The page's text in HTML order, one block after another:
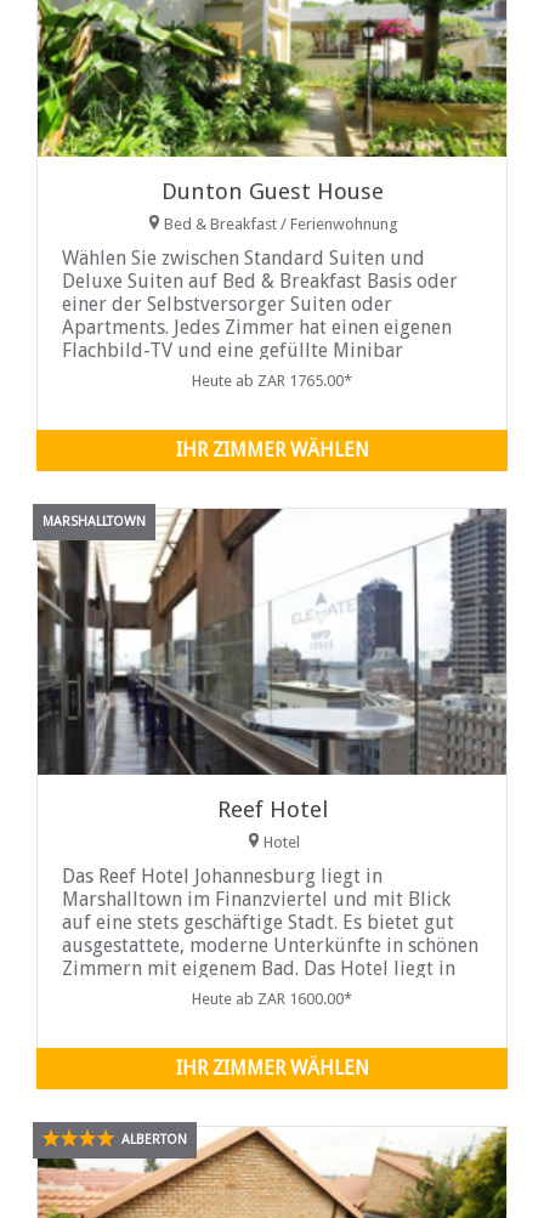
Dunton Guest House
Bed & Breakfast / Ferienwohnung
Wählen Sie zwischen Standard Suiten und
Deluxe Suiten auf Bed & Breakfast Basis oder
einer der Selbstversorger Suiten oder
Apartments. Jedes Zimmer hat einen eigenen
Flachbild-TV und eine gefüllte Minibar
Heute ab ZAR 1765.00*
IHR ZIMMER WÄHLEN
MARSHALLTOWN
Reef Hotel
Hotel
Das Reef Hotel Johannesburg liegt in
Marshalltown im Finanzviertel und mit Blick
auf eine stets geschäftige Stadt. Es bietet gut
ausgestattete, moderne Unterkünfte in schönen
Zimmern mit eigenem Bad. Das Hotel liegt in
der Nähe aller wichtigen Geschäftszentren und
bevorzugen das Reef Hotel Johannesburg als
erfrischenden Standort.
Heute ab ZAR 1600.00*
IHR ZIMMER WÄHLEN
ALBERTON